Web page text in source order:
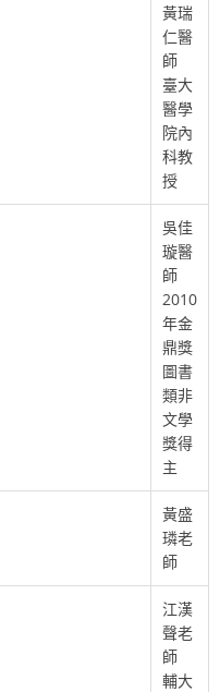
黃瑞
仁醫
師
臺大
醫學
院內
科教
授
吳佳
璇醫
師
2010
年金
鼎獎
圖書
類非
文學
獎得
主
黃盛
璘老
師
江漢
聲老
師
輔大